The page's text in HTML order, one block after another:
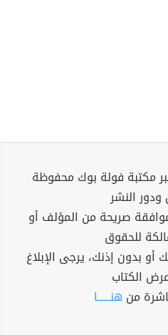
مكتبة فولة بوك محفوظة
ودور النشر
صريحة من المؤلف أو
للحقوق
بدون إذنك، يرجى الإبلاغ
الكتاب
من هنــــــا